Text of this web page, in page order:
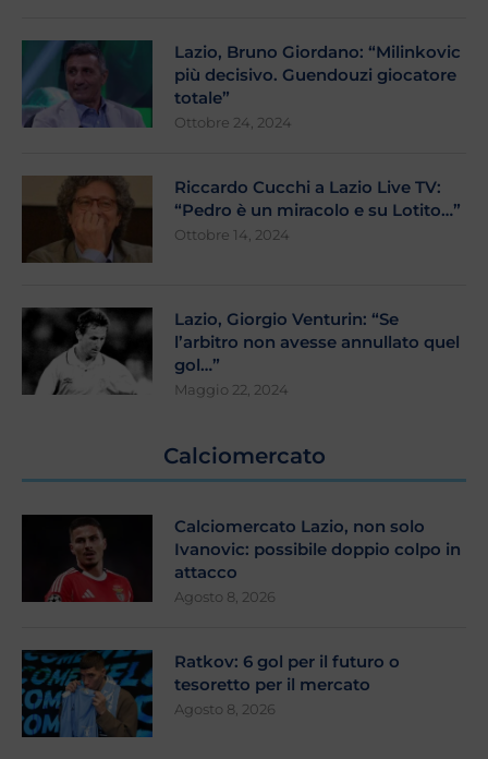
Lazio, Bruno Giordano: “Milinkovic
più decisivo. Guendouzi giocatore
totale”
Ottobre 24, 2024
Riccardo Cucchi a Lazio Live TV:
“Pedro è un miracolo e su Lotito…”
Ottobre 14, 2024
Lazio, Giorgio Venturin: “Se
l’arbitro non avesse annullato quel
gol…”
Maggio 22, 2024
Calciomercato
Calciomercato Lazio, non solo
Ivanovic: possibile doppio colpo in
attacco
Agosto 8, 2026
Ratkov: 6 gol per il futuro o
tesoretto per il mercato
Agosto 8, 2026